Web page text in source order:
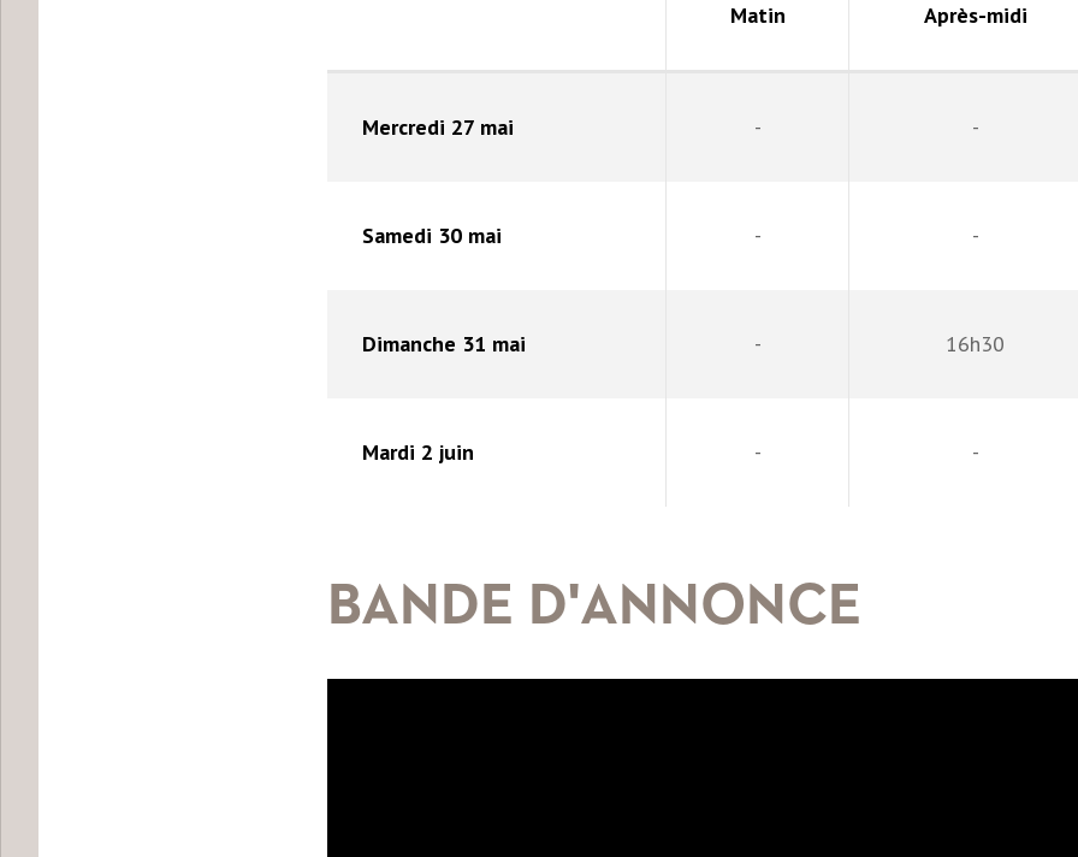
Matin Après-midi
Mercredi 27 mai - -
Samedi 30 mai - -
Dimanche 31 mai - 16h30
Mardi 2 juin - -
BANDE D'ANNONCE